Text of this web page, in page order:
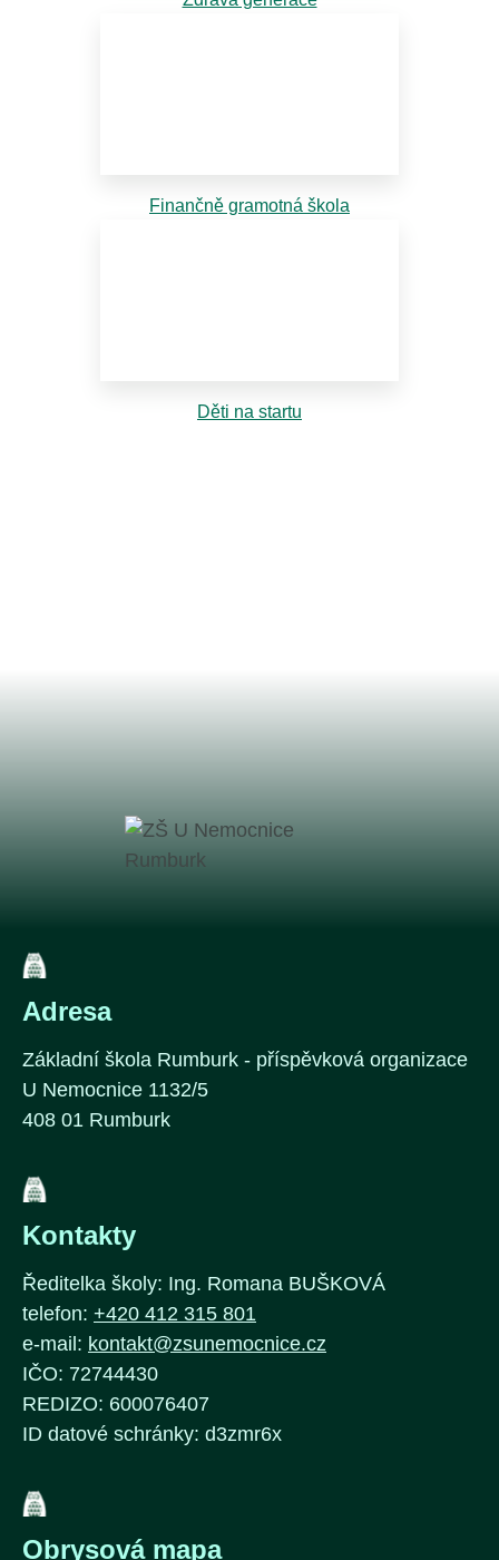
Finančně gramotná škola
Děti na startu
Adresa
Základní škola Rumburk - příspěvková organizace
U Nemocnice 1132/5
408 01 Rumburk
Kontakty
Ředitelka školy: Ing. Romana BUŠKOVÁ
telefon: +420 412 315 801
e-mail: kontakt@zsunemocnice.cz
IČO: 72744430
REDIZO: 600076407
ID datové schránky: d3zmr6x
Obrysová mapa